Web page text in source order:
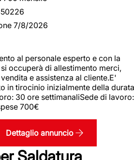
7/8/2026
al personale esperto e con la
occuperà di allestimento merci,
e assistenza al cliente.E'
in tirocinio inizialmente della durata
30 ore settimanaliSede di lavoro:
700€
Dettaglio annuncio
Saldatura